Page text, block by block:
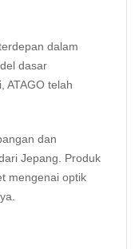
dalam
dasar
ATAGO telah
dan
Jepang. Produk
mengenai optik